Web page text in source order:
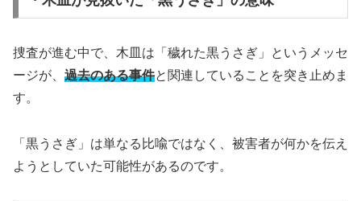
捜査が進む中で、木皿は「穢れた黒うさぎ」というメッセ
ージが、 過去のある事件と関連していることを突き止めま
す。
「黒うさぎ」は単なる比喩ではなく、被害者が何かを伝え
ようとしていた可能性があるのです。